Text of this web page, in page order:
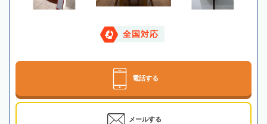
全国対応
電話する
メールする